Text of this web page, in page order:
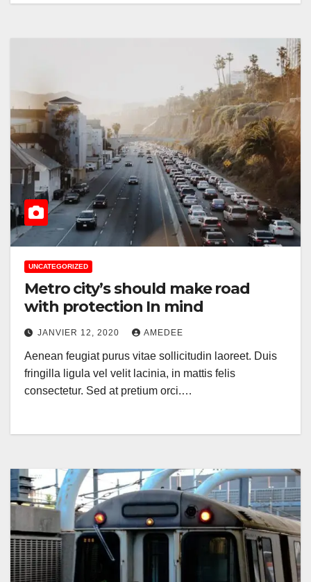
UNCATEGORIZED
Metro city’s should make road
with protection In mind
JANVIER 12, 2020 AMEDEE
Aenean feugiat purus vitae sollicitudin laoreet. Duis
fringilla ligula vel velit lacinia, in mattis felis
consectetur. Sed at pretium orci.…